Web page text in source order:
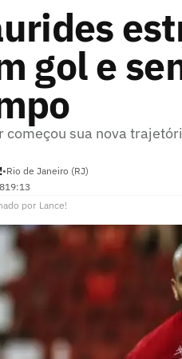
gol e
começou sua nova
•Rio de Janeiro (RJ)
19:13
por Lance!